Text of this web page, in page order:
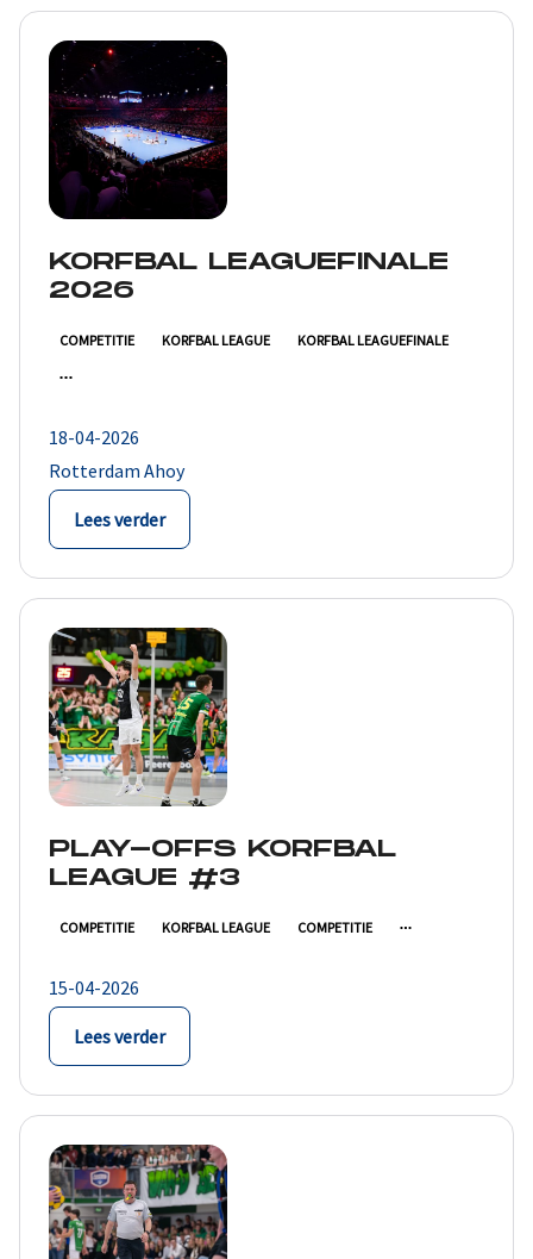
KORFBAL LEAGUEFINALE
2026
COMPETITIE KORFBAL LEAGUE KORFBAL LEAGUEFINALE
18-04-2026
Rotterdam Ahoy
Lees verder
PLAY-OFFS KORFBAL
LEAGUE #3
COMPETITIE KORFBAL LEAGUE COMPETITIE
15-04-2026
Lees verder